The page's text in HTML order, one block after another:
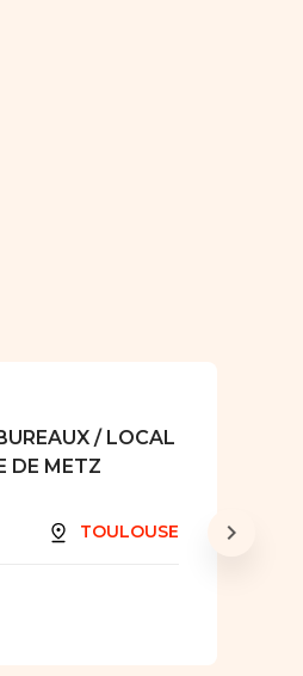
/ LOCAL
DE METZ
TOULOUSE